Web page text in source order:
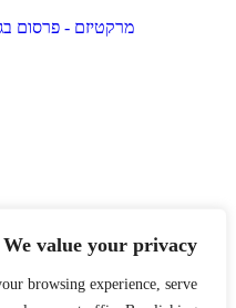
We value your privacy
browsing experience, serve
מרקטיזם - פרסום